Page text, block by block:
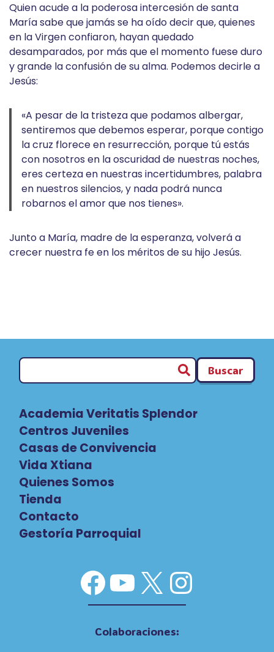
Quien acude a la poderosa intercesión de santa
María sabe que jamás se ha oído decir que, quienes
en la Virgen confiaron, hayan quedado
desamparados, por más que el momento fuese duro
y grande la confusión de su alma. Podemos decirle a
Jesús:
«A pesar de la tristeza que podamos albergar,
sentiremos que debemos esperar, porque contigo
la cruz florece en resurrección, porque tú estás
con nosotros en la oscuridad de nuestras noches,
eres certeza en nuestras incertidumbres, palabra
en nuestros silencios, y nada podrá nunca
robarnos el amor que nos tienes».
Junto a María, madre de la esperanza, volverá a
crecer nuestra fe en los méritos de su hijo Jesús.
Buscar
Academia Veritatis Splendor
Centros Juveniles
Casas de Convivencia
Vida Xtiana
Quienes Somos
Tienda
Contacto
Gestoría Parroquial
Facebook
YouTube
X
Colaboraciones: